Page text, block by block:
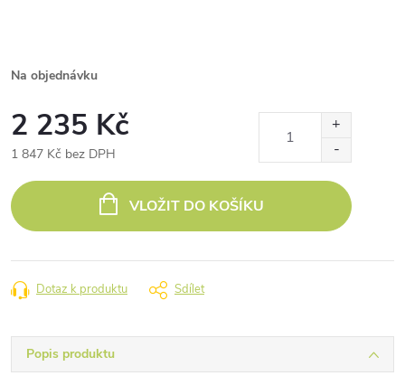
Na objednávku
2 235 Kč
1 847 Kč bez DPH
cena:
VLOŽIT DO KOŠÍKU
Dotaz k produktu Sdílet
Popis produktu